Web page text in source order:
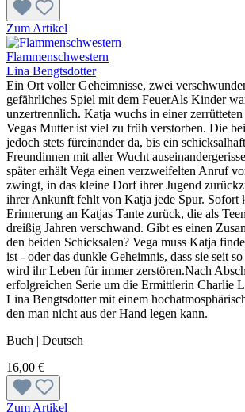
Zum Artikel
Flammenschwestern
Lina Bengtsdotter
Ein Ort voller Geheimnisse, zwei
gefährliches Spiel mit dem FeuerAls Kinder
unzertrennlich. Katja wuchs in einer
Vegas Mutter ist viel zu früh verstorben. Die
jedoch stets füreinander da, bis ein
Freundinnen mit aller Wucht
später erhält Vega einen verzweifelten Anruf
zwingt, in das kleine Dorf ihrer Jugend
ihrer Ankunft fehlt von Katja jede Spur. Sofort
Erinnerung an Katjas Tante zurück, die als
dreißig Jahren verschwand. Gibt es einen
den beiden Schicksalen? Vega muss Katja
ist - oder das dunkle Geheimnis, dass sie seit
wird ihr Leben für immer zerstören.Nach
erfolgreichen Serie um die Ermittlerin Charlie
Lina Bengtsdotter mit einem
den man nicht aus der Hand legen kann.
Buch | Deutsch
16,00 €
Zum Artikel